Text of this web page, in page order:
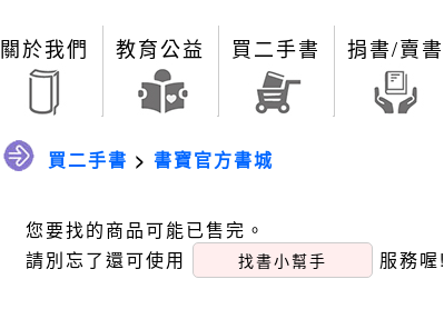
關於我們 教育公益 買二手書 捐書/賣書
買二手書 > 書寶官方書城
您要找的商品可能已售完。
請別忘了還可使用
找書小幫手 服務喔!